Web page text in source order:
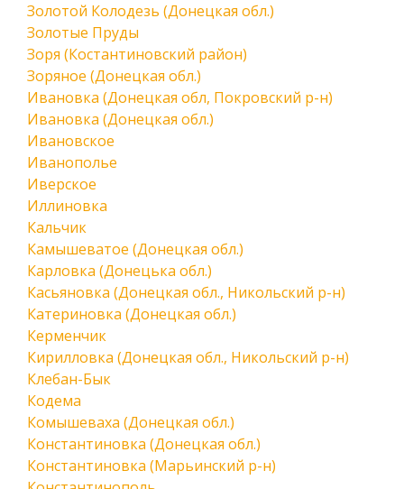
Золотой Колодезь (Донецкая обл.)
Золотые Пруды
Зоря (Костантиновский район)
Зоряное (Донецкая обл.)
Ивановка (Донецкая обл, Покровский р-н)
Ивановка (Донецкая обл.)
Ивановское
Иванополье
Иверское
Иллиновка
Кальчик
Камышеватое (Донецкая обл.)
Карловка (Донецька обл.)
Касьяновка (Донецкая обл., Никольский р-н)
Катериновка (Донецкая обл.)
Керменчик
Кирилловка (Донецкая обл., Никольский р-н)
Клебан-Бык
Кодема
Комышеваха (Донецкая обл.)
Константиновка (Донецкая обл.)
Константиновка (Марьинский р-н)